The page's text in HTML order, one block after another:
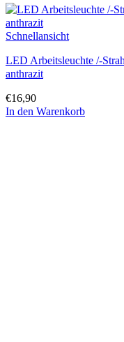
Schnellansicht
LED Arbeitsleuchte /-
anthrazit
€16,90
In den Warenkorb